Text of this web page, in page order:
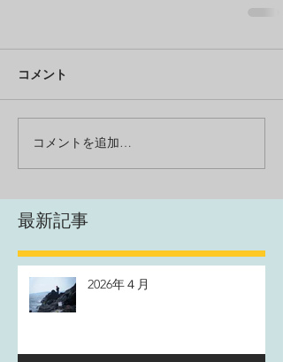
コメント
コメントを追加…
最新記事
2026年４月